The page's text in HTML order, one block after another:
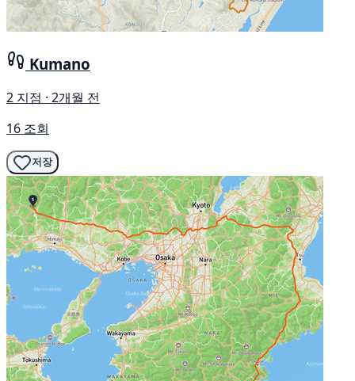
Kumano
2 지점 · 2개월 전
16 조회
저장